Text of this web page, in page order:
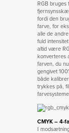
RGB bruges
fordi den
farve, for
alle de
fuld
altid være
konverteres
farven, du
gengivet
både
trykkes på,
CMYK ­– 4-
I